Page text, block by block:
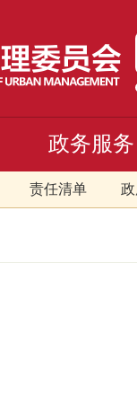
责任清单
政务服务